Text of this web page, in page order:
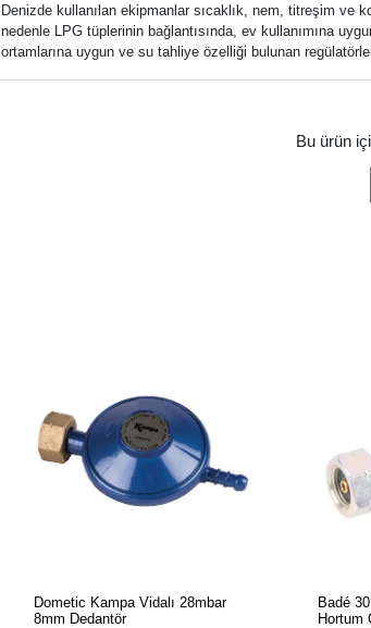
Denizde kullanılan ekipmanlar sıcaklık, nem, titreşim ve
nedenle LPG tüplerinin bağlantısında, ev kullanımına
ortamlarına uygun ve su tahliye özelliği bulunan regülatörler
Bu ürün
Dometic Kampa Vidalı 28mbar
8mm Dedantör
Badé
Hortum